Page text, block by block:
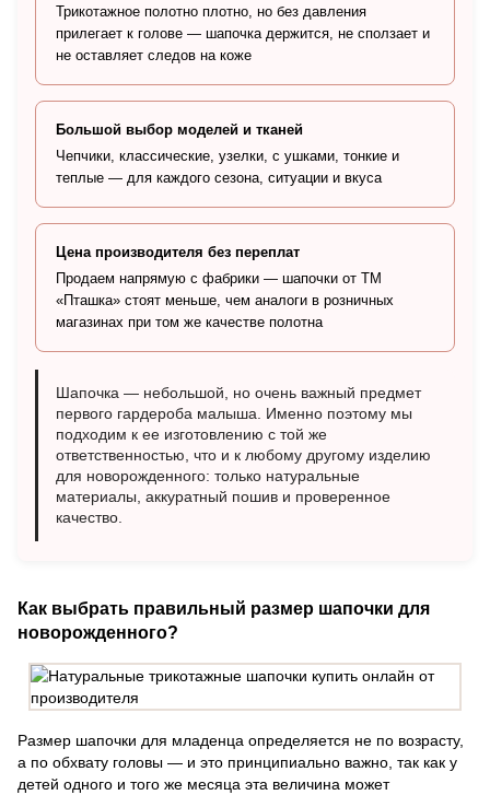
Трикотажное полотно плотно, но без давления
прилегает к голове — шапочка держится, не сползает и
не оставляет следов на коже
Большой выбор моделей и тканей
Чепчики, классические, узелки, с ушками, тонкие и
теплые — для каждого сезона, ситуации и вкуса
Цена производителя без переплат
Продаем напрямую с фабрики — шапочки от ТМ
«Пташка» стоят меньше, чем аналоги в розничных
магазинах при том же качестве полотна
Шапочка — небольшой, но очень важный предмет
первого гардероба малыша. Именно поэтому мы
подходим к ее изготовлению с той же
ответственностью, что и к любому другому изделию
для новорожденного: только натуральные
материалы, аккуратный пошив и проверенное
качество.
Как выбрать правильный размер шапочки для
новорожденного?
Размер шапочки для младенца определяется не по возрасту,
а по обхвату головы — и это принципиально важно, так как у
детей одного и того же месяца эта величина может